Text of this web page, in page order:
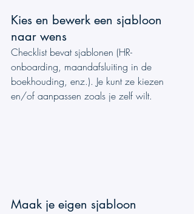
Kies en bewerk een sjabloon
naar wens
Checklist bevat sjablonen (HR-
onboarding, maandafsluiting in de
boekhouding, enz.). Je kunt ze kiezen
en/of aanpassen zoals je zelf wilt.
Maak je eigen sjabloon